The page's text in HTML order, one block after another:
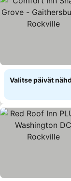
Valitse päivät